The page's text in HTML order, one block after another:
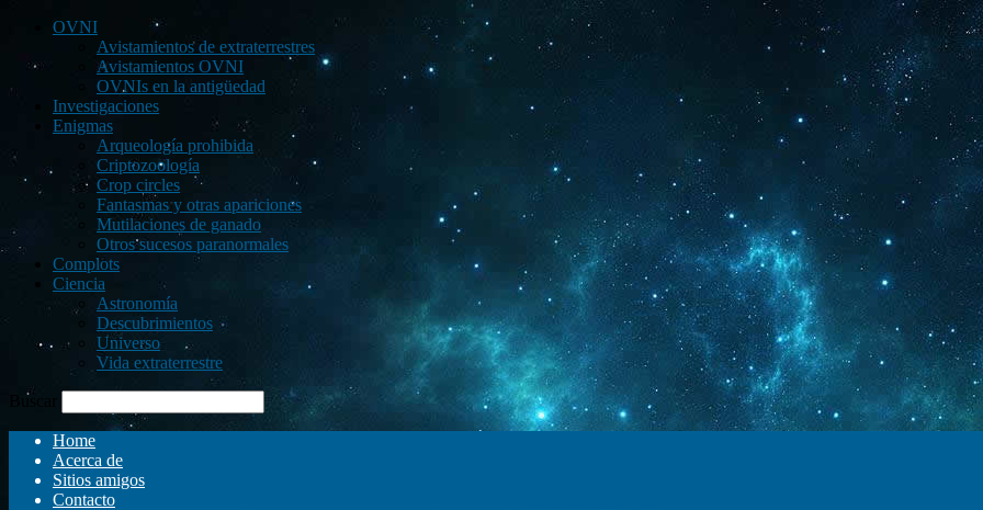
OVNI
Avistamientos de extraterrestres
Avistamientos OVNI
OVNIs en la antigüedad
Investigaciones
Enigmas
Arqueología prohibida
Criptozoología
Crop circles
Fantasmas y otras apariciones
Mutilaciones de ganado
Otros sucesos paranormales
Complots
Ciencia
Astronomía
Descubrimientos
Universo
Vida extraterrestre
Buscar
Home
Acerca de
Sitios amigos
Contacto